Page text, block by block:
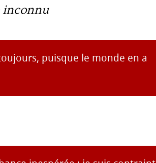
inconnu
puisque le monde en a